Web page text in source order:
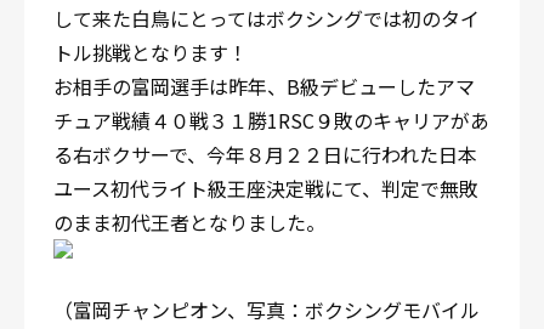
して来た白鳥にとってはボクシングでは初のタイ
トル挑戦となります！
お相手の富岡選手は昨年、B級デビューしたアマ
チュア戦績４０戦３１勝1RSC９敗のキャリアがあ
る右ボクサーで、今年８月２２日に行われた日本
ユース初代ライト級王座決定戦にて、判定で無敗
のまま初代王者となりました。
（富岡チャンピオン、写真：ボクシングモバイル